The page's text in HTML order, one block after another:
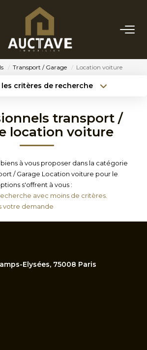
ACHETER
NOTRE AGENCE
PHILOSOPHIE
CONTACT
Transport / Garage Location voiture
critères de recherche
Surface min
Créer une alerte
transport /
location voiture
à vous proposer dans la catégorie
/ Garage Location voiture pour le
s'offrent à vous :
avec moins de critères.
votre demande
Elysées, 75008 Paris